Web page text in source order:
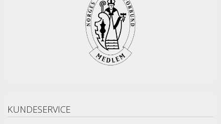
KUNDESERVICE